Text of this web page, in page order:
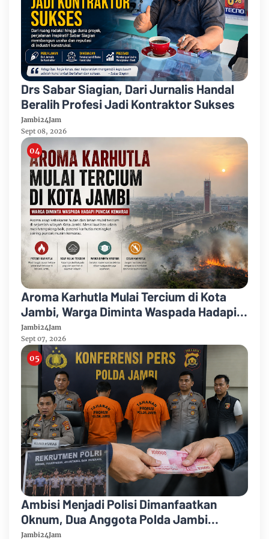
Drs Sabar Siagian, Dari Jurnalis Handal
Beralih Profesi Jadi Kontraktor Sukses
Jambi24Jam
Sept 08, 2026
Aroma Karhutla Mulai Tercium di Kota
Jambi, Warga Diminta Waspada Hadapi
Puncak Kemarau
Jambi24Jam
Sept 07, 2026
Ambisi Menjadi Polisi Dimanfaatkan
Oknum, Dua Anggota Polda Jambi
Diduga Tipu Calon Bintara dengan Janji
Jambi24Jam